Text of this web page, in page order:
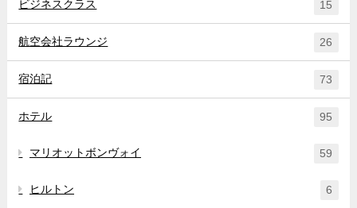
ビジネスクラス 15
航空会社ラウンジ 26
宿泊記 73
ホテル 95
マリオットボンヴォイ 59
ヒルトン 6